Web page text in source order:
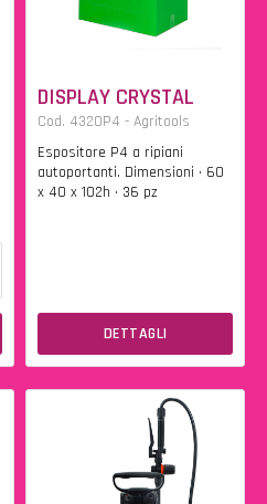
DISPLAY CRYSTAL
Cod. 4320P4 - Agritools
Espositore P4 a ripiani
autoportanti. Dimensioni • 60
x 40 x 102h • 36 pz
DETTAGLI